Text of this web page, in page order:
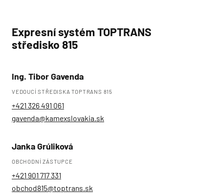
Úvod
Služby
Kariéra
Kontakty
Expresní systém TOPTRANS
středisko 815
Ing. Tibor Gavenda
VEDOUCÍ STŘEDISKA TOPTRANS 815
+421 326 491 061
gavenda@kamexslovakia.sk
Janka Grúliková
OBCHODNÍ ZÁSTUPCE
+421 901 717 331
obchod815@toptrans.sk